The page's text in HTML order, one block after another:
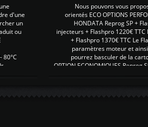
d'une
un
ou
Nous pouvons vous
orientés ECO OPTIONS
HONDATA Reprog SP +
injecteurs + Flashpro 1220€
+ Flashpro 1370€ TTC Le
paramètres moteur et
pourrez basculer de la
OPTION ECONOMIQUES